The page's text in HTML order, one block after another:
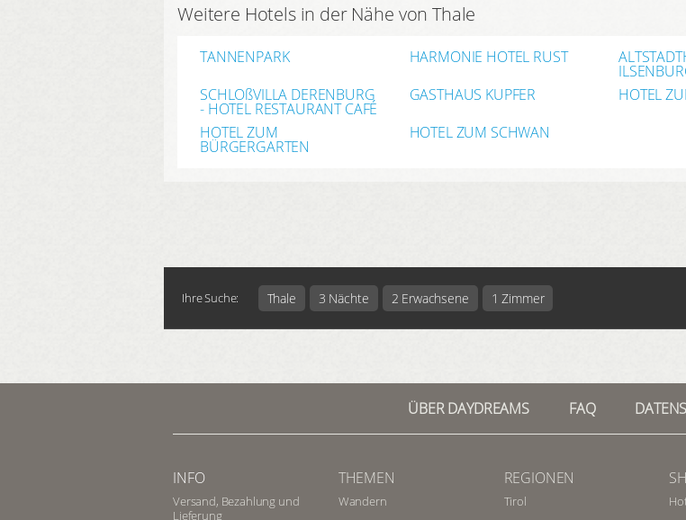
Weitere Hotels in der Nähe von Thale
TANNENPARK HARMONIE HOTEL RUST
SCHLOßVILLA DERENBURG
- HOTEL RESTAURANT CAFÉ
GASTHAUS KUPFER HOTEL
HOTEL ZUM
BÜRGERGARTEN
HOTEL ZUM SCHWAN
Ihre Suche: Thale 3 Nächte 2 Erwachsene 1 Zimmer
ÜBER DAYDREAMS FAQ
INFO
Versand, Bezahlung und
Lieferung
THEMEN
Wandern
REGIONEN
Tirol